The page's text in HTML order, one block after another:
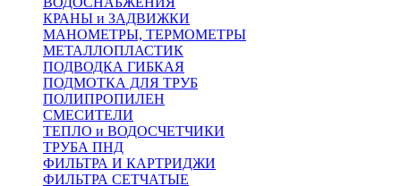
КРАНЫ и ЗАДВИЖКИ
МАНОМЕТРЫ, ТЕРМОМЕТРЫ
МЕТАЛЛОПЛАСТИК
ПОДВОДКА ГИБКАЯ
ПОДМОТКА ДЛЯ ТРУБ
ПОЛИПРОПИЛЕН
СМЕСИТЕЛИ
ТЕПЛО и ВОДОСЧЕТЧИКИ
ТРУБА ПНД
ФИЛЬТРА И КАРТРИДЖИ
ФИЛЬТРА СЕТЧАТЫЕ